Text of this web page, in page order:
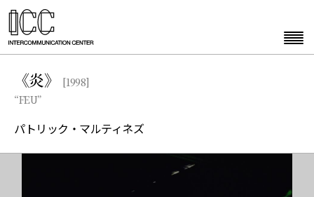
《炎》
[1998]
“FEU”
パトリック・マルティネズ